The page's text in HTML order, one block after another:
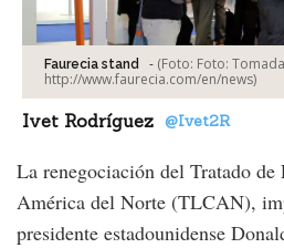
Faurecia stand - (Foto: Foto:
http://www.faurecia.com/en/news)
Ivet Rodríguez @Ivet2R
La renegociación del Tratado
América del Norte (TLCAN),
presidente estadounidense